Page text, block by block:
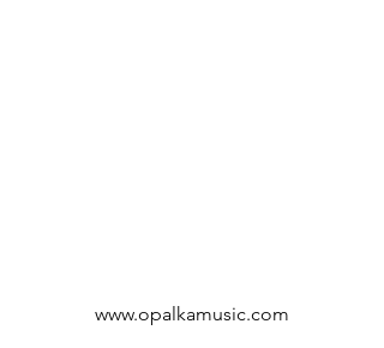
www.opalkamusic.com